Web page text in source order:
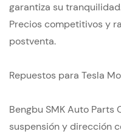
garantiza su
Precios competitivos y
postventa.
Repuestos para Tesla
Bengbu SMK Auto Parts
suspensión y dirección